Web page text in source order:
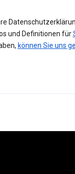
und Definitionen für
können Sie uns